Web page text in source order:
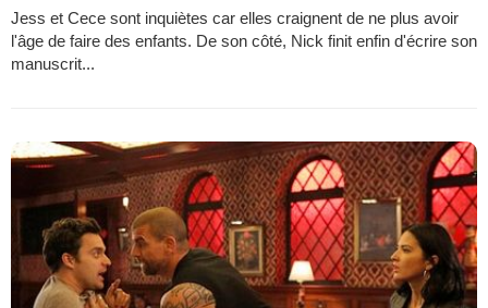
Jess et Cece sont inquiètes car elles craignent de ne plus avoir
l'âge de faire des enfants. De son côté, Nick finit enfin d'écrire son
manuscrit...